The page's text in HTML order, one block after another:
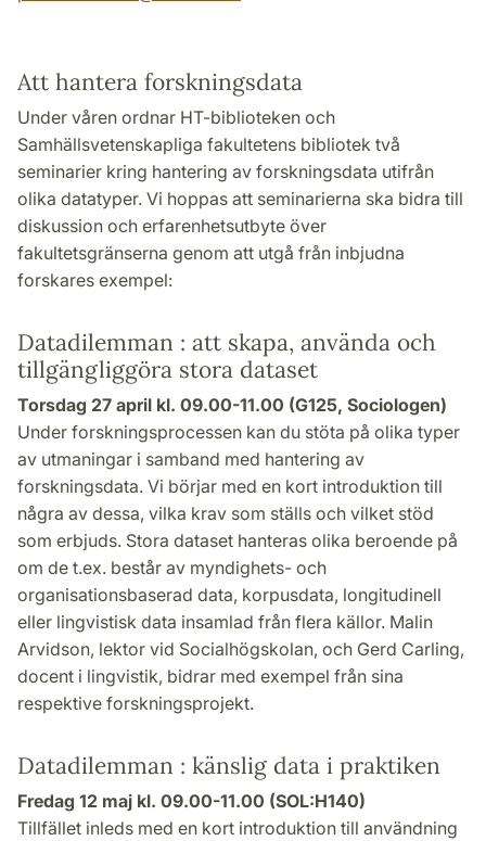
Att hantera forskningsdata
Under våren ordnar HT-biblioteken och
Samhällsvetenskapliga fakultetens bibliotek två
seminarier kring hantering av forskningsdata utifrån
olika datatyper. Vi hoppas att seminarierna ska bidra till
diskussion och erfarenhetsutbyte över
fakultetsgränserna genom att utgå från inbjudna
forskares exempel:
Datadilemman : att skapa, använda och
tillgängliggöra stora dataset
Torsdag 27 april kl. 09.00-11.00 (G125, Sociologen)
Under forskningsprocessen kan du stöta på olika typer
av utmaningar i samband med hantering av
forskningsdata. Vi börjar med en kort introduktion till
några av dessa, vilka krav som ställs och vilket stöd
som erbjuds. Stora dataset hanteras olika beroende på
om de t.ex. består av myndighets- och
organisationsbaserad data, korpusdata, longitudinell
eller lingvistisk data insamlad från flera källor. Malin
Arvidson, lektor vid Socialhögskolan, och Gerd Carling,
docent i lingvistik, bidrar med exempel från sina
respektive forskningsprojekt.
Datadilemman : känslig data i praktiken
Fredag 12 maj kl. 09.00-11.00 (SOL:H140)
Tillfället inleds med en kort introduktion till användning